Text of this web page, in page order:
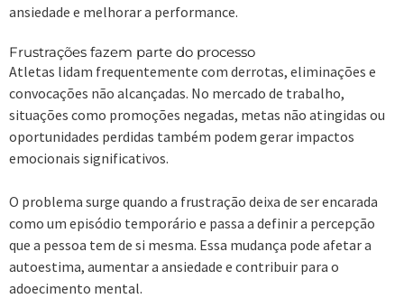
ansiedade e melhorar a performance.
Frustrações fazem parte do processo
Atletas lidam frequentemente com derrotas, eliminações e
convocações não alcançadas. No mercado de trabalho,
situações como promoções negadas, metas não atingidas ou
oportunidades perdidas também podem gerar impactos
emocionais significativos.
O problema surge quando a frustração deixa de ser encarada
como um episódio temporário e passa a definir a percepção
que a pessoa tem de si mesma. Essa mudança pode afetar a
autoestima, aumentar a ansiedade e contribuir para o
adoecimento mental.